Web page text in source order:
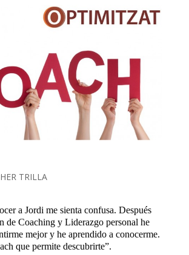
TRILLA
a Jordi me sienta confusa. Después
de Coaching y Liderazgo personal he
mejor y he aprendido a conocerme.
que permite descubrirte”.